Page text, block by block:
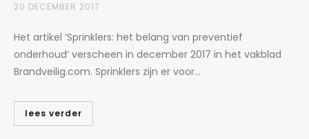
20 DECEMBER 2017
Het artikel ‘Sprinklers: het belang van preventief
onderhoud’ verscheen in december 2017 in het vakblad
Brandveilig.com. Sprinklers zijn er voor...
lees verder